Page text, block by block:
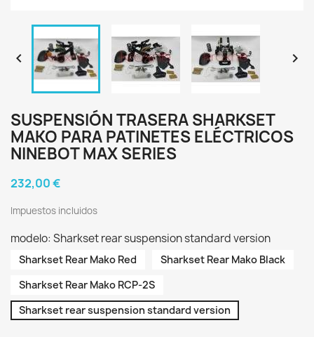
 
SUSPENSIÓN TRASERA SHARKSET
MAKO PARA PATINETES ELÉCTRICOS
NINEBOT MAX SERIES
232,00 €
Impuestos incluidos
modelo: Sharkset rear suspension standard version
Sharkset Rear Mako Red
Sharkset Rear Mako Black
Sharkset Rear Mako RCP-2S
Sharkset rear suspension standard version